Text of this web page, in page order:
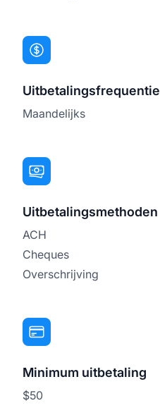
Uitbetalingsfrequentie
Maandelijks
Uitbetalingsmethoden
ACH
Cheques
Overschrijving
Minimum uitbetaling
$50